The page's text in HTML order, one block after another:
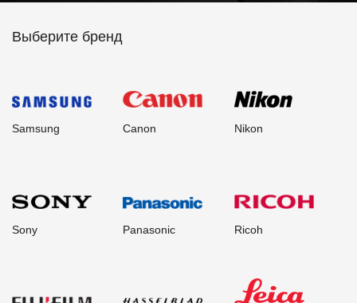
Выберите бренд
Samsung Canon Nikon
Sony Panasonic Ricoh